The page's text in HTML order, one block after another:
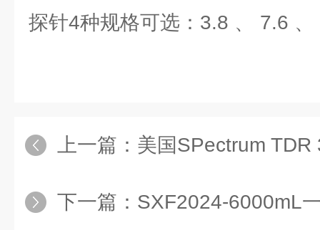
探针4种规格可选：3.8 、 7.6
上一篇： 美国SPectrum
下一篇： SXF2024-6000mL